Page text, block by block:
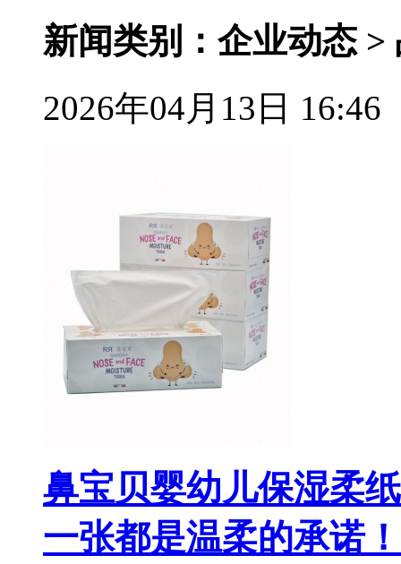
新闻类别：企业动态 >
2026年04月13日 16:46
鼻宝贝婴幼儿保湿柔
一张都是温柔的承诺！